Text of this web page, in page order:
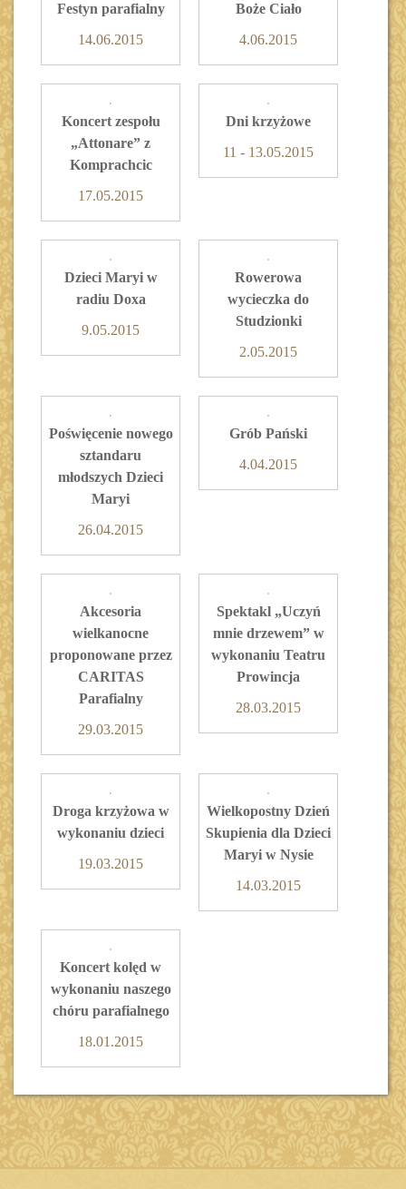
Festyn parafialny
14.06.2015
Boże Ciało
4.06.2015
Koncert zespołu
„Attonare” z
Komprachcic
17.05.2015
Dni krzyżowe
11 - 13.05.2015
Dzieci Maryi w
radiu Doxa
9.05.2015
Rowerowa
wycieczka do
Studzionki
2.05.2015
Poświęcenie nowego
sztandaru
młodszych Dzieci
Maryi
26.04.2015
Grób Pański
4.04.2015
Akcesoria
wielkanocne
proponowane przez
CARITAS
Parafialny
29.03.2015
Spektakl „Uczyń
mnie drzewem” w
wykonaniu Teatru
Prowincja
28.03.2015
Droga krzyżowa w
wykonaniu dzieci
19.03.2015
Wielkopostny Dzień
Skupienia dla Dzieci
Maryi w Nysie
14.03.2015
Koncert kolęd w
wykonaniu naszego
chóru parafialnego
18.01.2015